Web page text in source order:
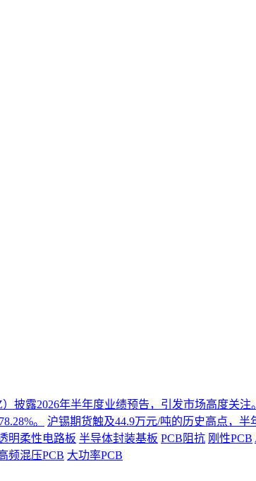
）披露2026年半年度业绩预告，引发市场高度关
。
沪锡期货触及44.9万元/吨的历史高点，半
明柔性电路板 半导体封装基板 PCB阻抗 刚性PCB
频混压PCB 大功率PCB